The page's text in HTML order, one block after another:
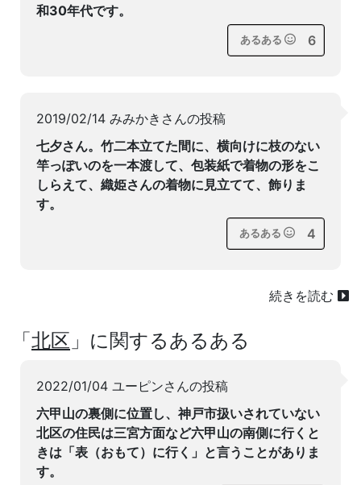
和30年代です。
あるある 6
2019/02/14 みみかきさんの投稿
七夕さん。竹二本立てた間に、横向けに枝のない
竿っぽいのを一本渡して、包装紙で着物の形をこ
しらえて、織姫さんの着物に見立てて、飾りま
す。
あるある 4
続きを読む
「北区 」に関するあるある
2022/01/04 ユーピンさんの投稿
六甲山の裏側に位置し、神戸市扱いされていない
北区の住民は三宮方面など六甲山の南側に行くと
きは「表（おもて）に行く」と言うことがありま
す。